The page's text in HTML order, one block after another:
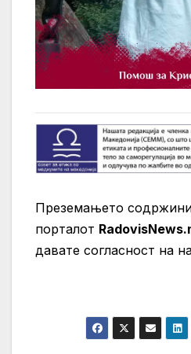
Преземањето
порталот
давате согласност на